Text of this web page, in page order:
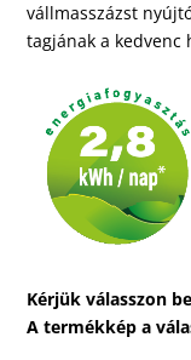
vállmasszázst
tagjának a kedvenc
Kérjük válasszon
A termékkép a